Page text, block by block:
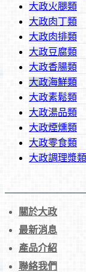
甜不辣【純素】
大政火腿類
大政肉丁類
大政肉排類
大政豆腐類
大政香腸類
大政海鮮類
大政素鬆類
大政湯品類
大政煙燻類
大政零食類
大政調理漿類
關於大政
最新消息
產品介紹
聯絡我們